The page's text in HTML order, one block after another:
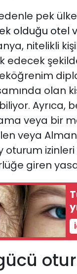
pek
olduğu otel
nitelikli
edecek
olan
Ayrıca,
veya bir
veya
oturum
giren